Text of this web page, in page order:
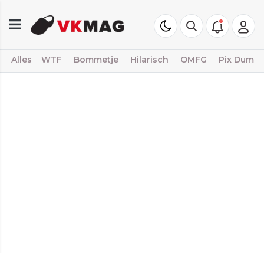
Alles WTF Bommetje Hilarisch OMFG Pix Dump